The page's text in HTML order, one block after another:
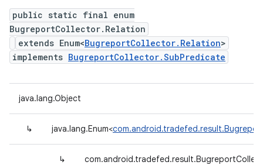
public static final enum
BugreportCollector.Relation
extends Enum<BugreportCollector.Relation>
implements BugreportCollector.SubPredicate
java.lang.Object
↳ java.lang.Enum<
↳